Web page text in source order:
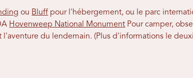
ou Bluff pour l'hébergement, ou le parc
Hovenweep National Monument Pour camper,
du lendemain. (Plus d'informations le